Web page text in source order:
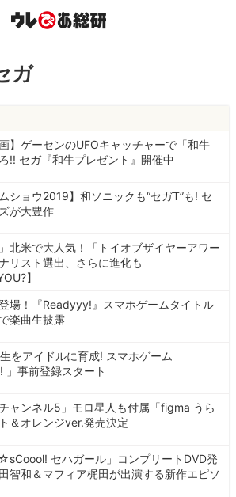
ガ
画】ゲーセンのUFOキャッチャーで「和牛
!! セガ『和牛プレゼント』開催中
ショウ2019】和ソニックも“セガT”も! セ
が大豊作
」北米で大人気！「トイオブザイヤーアワー
リスト選出、さらに進化も
】
場！『Readyyy!』スマホゲームタイトル
楽曲生披露
をアイドルに育成! スマホゲーム
」事前登録スタート
チャンネル5」モロ星人も付属「figma うら
＆オレンジver.発売決定
セハガール」コンプリートDVD発
智和＆マフィア梶田が出演する新作エピソ